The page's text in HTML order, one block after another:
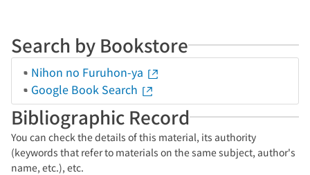
Search by Bookstore
Nihon no Furuhon-ya
Google Book Search
Bibliographic Record
You can check the details of this material, its authority
(keywords that refer to materials on the same subject, author's
name, etc.), etc.